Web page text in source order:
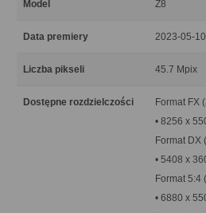
Model Z8
Data premiery 2023-05-10
Liczba pikseli 45.7 Mpix
Dostępne rozdzielczości
Format FX
• 8256 x
Format DX
• 5408 x
Format 5:4
• 6880 x